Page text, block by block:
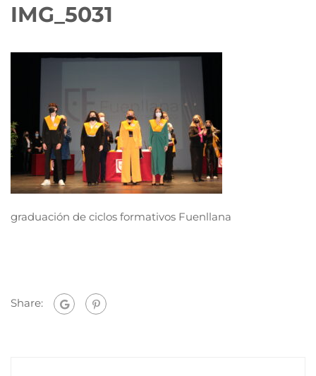
IMG_5031
graduación de ciclos formativos Fuenllana
Share: